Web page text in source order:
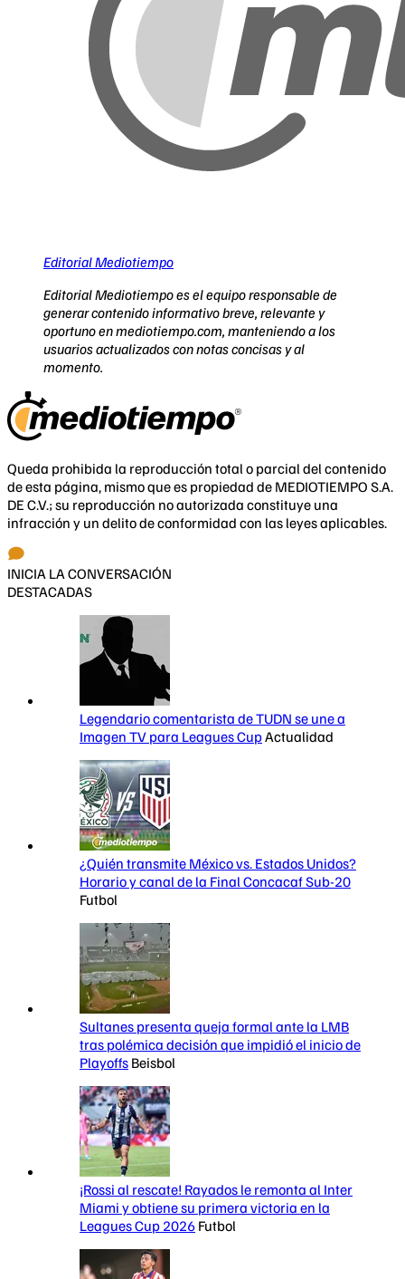
Editorial Mediotiempo
Editorial Mediotiempo es el equipo responsable de
generar contenido informativo breve, relevante y
oportuno en mediotiempo.com, manteniendo a los
usuarios actualizados con notas concisas y al
momento.
Queda prohibida la reproducción total o parcial del contenido
de esta página, mismo que es propiedad de MEDIOTIEMPO S.A.
DE C.V.; su reproducción no autorizada constituye una
infracción y un delito de conformidad con las leyes aplicables.
INICIA LA CONVERSACIÓN
DESTACADAS
Legendario comentarista de TUDN se une a
Imagen TV para Leagues CupActualidad
¿Quién transmite México vs. Estados Unidos?
Horario y canal de la Final Concacaf Sub-20
Futbol
Sultanes presenta queja formal ante la LMB
tras polémica decisión que impidió el inicio de
Playoffs Beisbol
¡Rossi al rescate! Rayados le remonta al Inter
Miami y obtiene su primera victoria en la
Leagues Cup 2026 Futbol